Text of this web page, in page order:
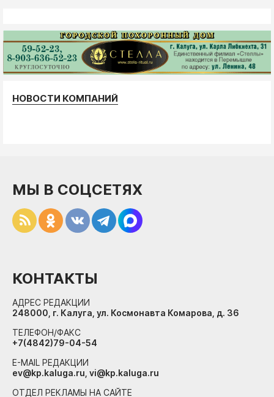
НОВОСТИ КОМПАНИЙ
МЫ В СОЦСЕТЯХ
КОНТАКТЫ
АДРЕС РЕДАКЦИИ
248000, г. Калуга, ул. Космонавта Комарова, д. 36
ТЕЛЕФОН/ФАКС
+7(4842)79-04-54
E-MAIL РЕДАКЦИИ
ev@kp.kaluga.ru, vi@kp.kaluga.ru
ОТДЕЛ РЕКЛАМЫ НА САЙТЕ